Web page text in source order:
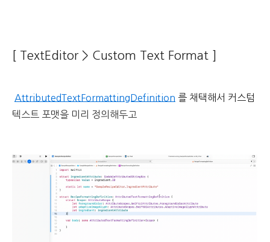
[ TextEditor > Custom Text Format ]
AttributedTextFormattingDefinition 를 채택해서 커스텀
텍스트 포맷을 미리 정의해두고